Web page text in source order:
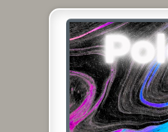
Poldis-
Das Forum für Jeans,